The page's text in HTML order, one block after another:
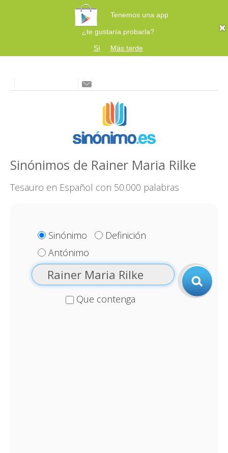
Tenemos una app
¿te gustaría probarla?
Sí
Más tarde
Sinónimos de Rainer Maria Rilke
Tesauro en Español con 50.000 palabras
Sinónimo
Definición
Antónimo
Que contenga